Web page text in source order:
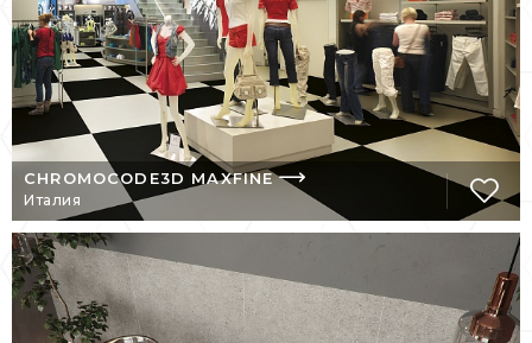
Керамогранит FMG удовлетворяет всем
техническим регламентам, при этом
большинство показателей значительно
ниже установленных пределов:
простота и легкость очистки от
загрязнений;
прочность;
устойчивость к механическим,
химическим, абразивным
воздействиям, перепадам температур;
упрощенная укладка материала.
CHROMOCODE3D MAXFINE
Италия